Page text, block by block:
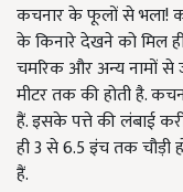
कचनार के फूलों से भला!
के किनारे देखने को मिल
चमरिक और अन्य नामों से
मीटर तक की होती है.
हैं. इसके पत्ते की लंबाई
ही 3 से 6.5 इंच तक चौड़ी
हैं.